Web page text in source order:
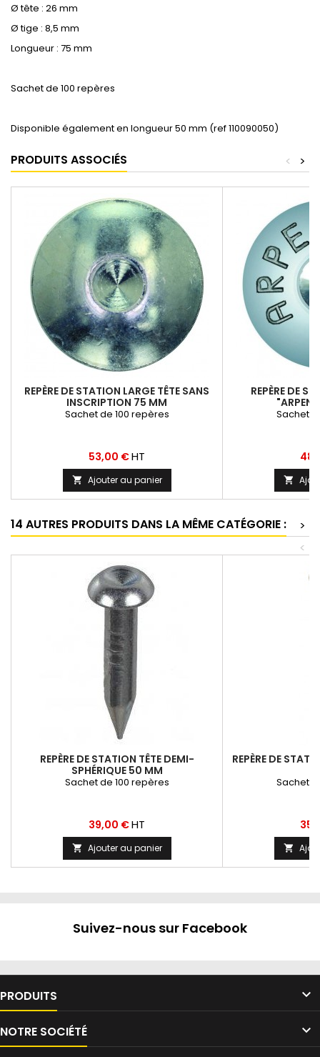
Ø tête : 26 mm
Ø tige : 8,5 mm
Longueur : 75 mm
Sachet de 100 repères
Disponible également en longueur 50 mm (ref 110090050)
PRODUITS ASSOCIÉS >
<
REPÈRE DE STATION LARGE TÊTE SANS
INSCRIPTION 75 MM
Sachet de 100 repères
Prix
53,00 €HT
 Ajouter au panier
REPÈRE DE
Sachet
Prix

14 AUTRES PRODUITS DANS LA MÊME CATÉGORIE :
>
<
REPÈRE DE STATION TÊTE DEMI-
SPHÉRIQUE 50 MM
Sachet de 100 repères
Prix
39,00 €HT
 Ajouter au panier
REPÈRE DE
Sachet
Prix

Suivez-nous sur Facebook
PRODUITS 
NOTRE SOCIÉTÉ 